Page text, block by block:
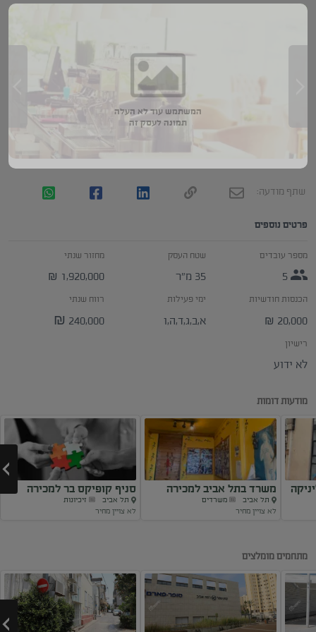
המשתמש עוד לא העלה
תמונה לעסק זה
שתף מודעה:
פרטים נוספים
מספר עובדים
5
שטח העסק
35 מ״ר
מחזור שנתי
1,920,000
₪
הכנסות חודשיות
20,000
₪
ימי פעילות
א,ב,ג,ד,ה,ו
רווח שנתי
240,000 ₪
רישיון
לא ידוע
מודעות דומות
משרד בתל אביב למכירה
תל אביב
משרדים
לא צויין מחיר
סניף קופיקס בר למכירה
תל אביב
זיכיונות
לא צויין מחיר
מתחמים מומלצים